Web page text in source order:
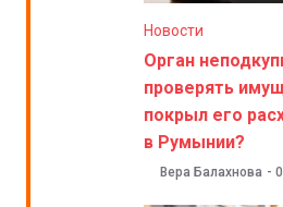
Новости
Орган
проверять
покрыл его
в Румынии?
Вера Балахнова -